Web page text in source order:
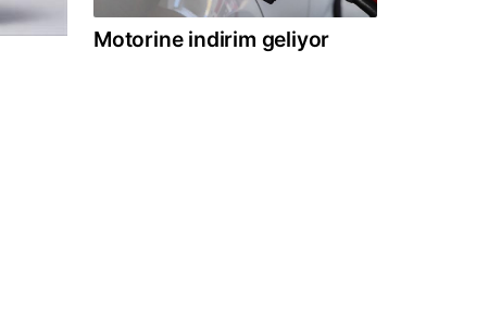
Motorine indirim geliyor